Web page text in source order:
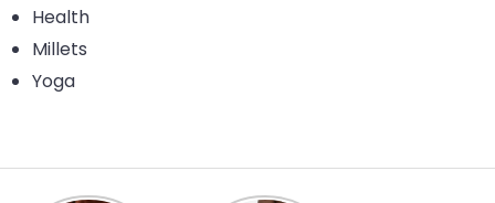
Health
Millets
Yoga